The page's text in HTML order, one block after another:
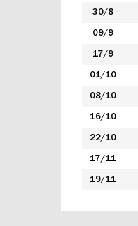
30/8
09/9
17/9
01/10
08/10
16/10
22/10
17/11
19/11